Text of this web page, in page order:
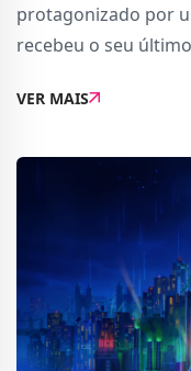
protagonizado por
recebeu o seu
uma “continuação”
VER MAIS